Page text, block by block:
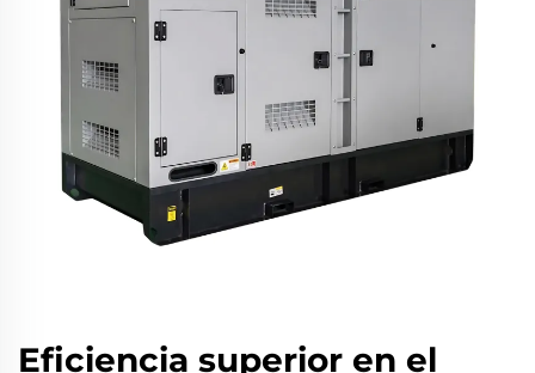
Eficiencia superior en el